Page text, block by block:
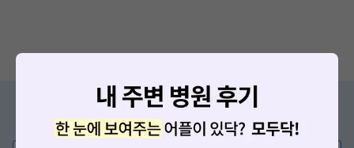
증상/치료, 궁금한 점이 있나요?
의사가 직접 답해드려요!